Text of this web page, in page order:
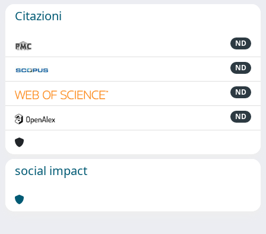
Citazioni
ND
ND
ND
ND
social impact